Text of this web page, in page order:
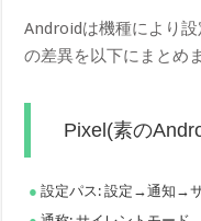
Androidは機種により
の差異を以下にまとめま
Pixel(素の
設定パス: 設定→通知→